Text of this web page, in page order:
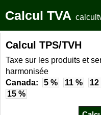
Calcul TVA
Calcul TPS/TVH
Taxe sur les produits et
harmonisée
Canada:
5 % 11 % 12
15 %